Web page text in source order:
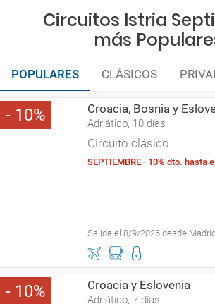
Circuitos Istria
más
POPULARES CLÁSICOS
10 Croacia, Bosnia y
Adriático, 10 días
Circuito clásico
SEPTIEMBRE - 10% dto. hasta
Salida el 8/9/2026 desde Madrid
10 Croacia y Eslovenia
Adriático, 7 días